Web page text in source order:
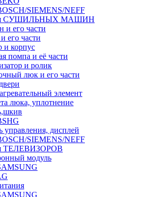
SIEMENS/NEFF
СУШИЛЬНЫХ МАШИН
и его части
его части
и корпус
помпа и её части
и ролик
люк и его части
элемент
люка, уплотнение
управления, дисплей
SIEMENS/NEFF
ТЕЛЕВИЗОРОВ
модуль